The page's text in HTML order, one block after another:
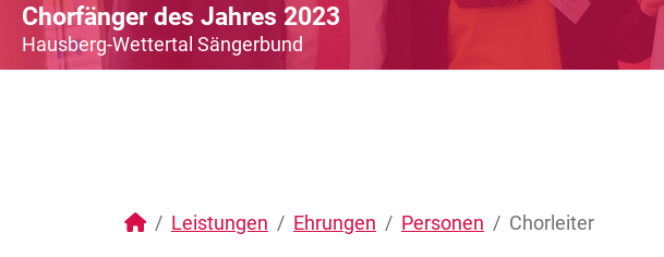
Chorfänger des Jahres 2023
Hausberg-Wettertal Sängerbund
Leistungen Ehrungen Personen Chorleiter